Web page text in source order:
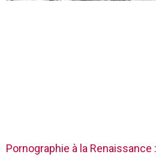
Pornographie à la